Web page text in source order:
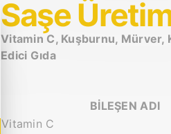
Saşe
Vitamin C, Kuşburnu, Mürver,
Edici Gıda
BİLEŞEN ADI
Vitamin C